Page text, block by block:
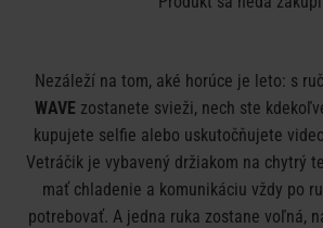
Nezáleží na tom, aké horúce je leto: s
WAVE zostanete svieži, nech ste
kupujete selfie alebo uskutočňujete
Vetráčik je vybavený držiakom na chytrý
mať chladenie a komunikáciu vždy po
potrebovať. A jedna ruka zostane voľná,